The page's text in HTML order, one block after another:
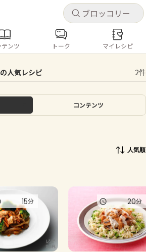
キャ
インするとレシピを保存できます
お問い合わせ
キャ
コンテンツ
ピ
なす トマト とうもろこし
ピーマン
テンツ トーク マイレシピ
人気レシピ 2件
コンテンツ
人気順
15分 20分